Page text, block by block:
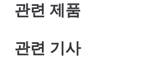
관련 제품
관련 기사